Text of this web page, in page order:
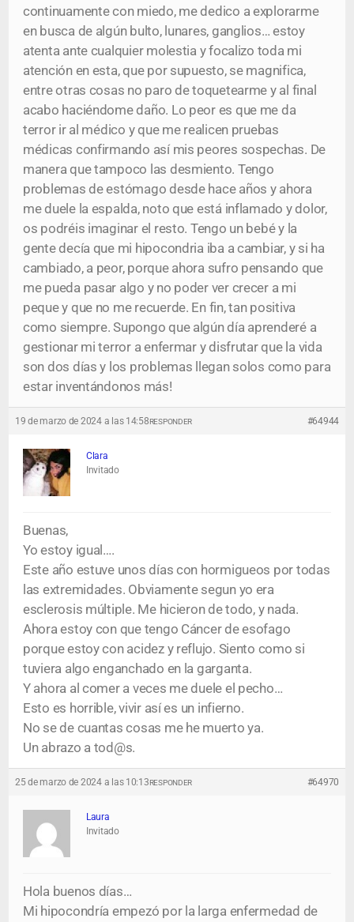
continuamente con miedo, me dedico a explorarme
en busca de algún bulto, lunares, ganglios… estoy
atenta ante cualquier molestia y focalizo toda mi
atención en esta, que por supuesto, se magnifica,
entre otras cosas no paro de toquetearme y al final
acabo haciéndome daño. Lo peor es que me da
terror ir al médico y que me realicen pruebas
médicas confirmando así mis peores sospechas. De
manera que tampoco las desmiento. Tengo
problemas de estómago desde hace años y ahora
me duele la espalda, noto que está inflamado y dolor,
os podréis imaginar el resto. Tengo un bebé y la
gente decía que mi hipocondria iba a cambiar, y si ha
cambiado, a peor, porque ahora sufro pensando que
me pueda pasar algo y no poder ver crecer a mi
peque y que no me recuerde. En fin, tan positiva
como siempre. Supongo que algún día aprenderé a
gestionar mi terror a enfermar y disfrutar que la vida
son dos días y los problemas llegan solos como para
estar inventándonos más!
19 de marzo de 2024 a las 14:58 #64944
RESPONDER
Clara
Invitado
Buenas,
Yo estoy igual….
Este año estuve unos días con hormigueos por todas
las extremidades. Obviamente segun yo era
esclerosis múltiple. Me hicieron de todo, y nada.
Ahora estoy con que tengo Cáncer de esofago
porque estoy con acidez y reflujo. Siento como si
tuviera algo enganchado en la garganta.
Y ahora al comer a veces me duele el pecho…
Esto es horrible, vivir así es un infierno.
No se de cuantas cosas me he muerto ya.
Un abrazo a tod@s.
25 de marzo de 2024 a las 10:13 #64970
RESPONDER
Laura
Invitado
Hola buenos días…
Mi hipocondría empezó por la larga enfermedad de